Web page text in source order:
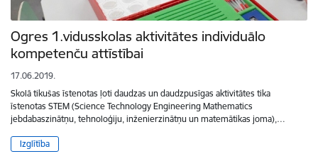
Ogres 1.vidusskolas aktivitātes individuālo
kompetenču attīstībai
17.06.2019.
Skolā tikušas īstenotas ļoti daudzas un daudzpusīgas aktivitātes tika
īstenotas STEM (Science Technology Engineering Mathematics
jebdabaszinātņu, tehnoloģiju, inženierzinātņu un matemātikas joma),…
Izglītība